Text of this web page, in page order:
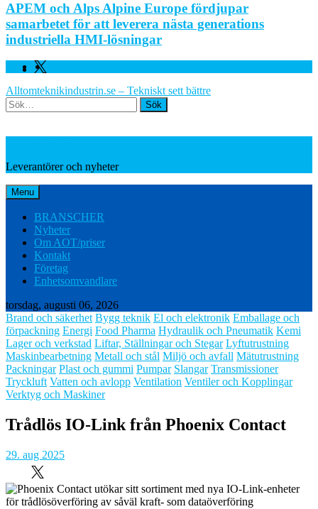
APEM och Alps Alpine Europe fördjupar
samarbetet för att leverera nästa generations
industriella HMI-lösningar
Facebook
Twitter
Alltomteknikindustrin.se – Tekniskt sett bättre
Search
Leverantörer och nyheter
Menu
BRANSCHER
Nyheter
Om AOT/priser
Kontakt
Företag
Enhetsomvandlare
torsdag, augusti 06, 2026
Brand och säkerhet Bygg teknik El och elektronik Emballage och
förpackning Energi Food Pharma Hydraulik och Pneumatik Kemi
Lager och verkstad Liftar, Ställningar och Stegar Lyftutrustning
Maskinbearbetning Metall och stål Miljö och avfall Mätutrustning
Packningar Plast och gummi Pumpar Slangar Transmissioner
Tryckluft Vatten och avlopp Ventilation Ventiler och Kopplingar
Verktyg och Maskiner
Trådlös IO-Link från Phoenix Contact
29. aug 2025